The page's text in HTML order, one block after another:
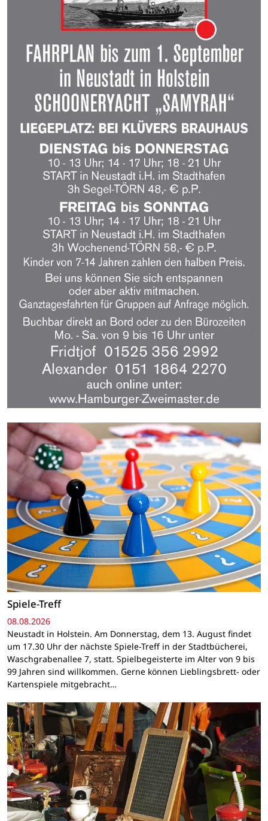
Spiele-Treff
08.08.2026
Neustadt in Holstein. Am Donnerstag, dem 13. August findet
um 17.30 Uhr der nächste Spiele-Treff in der Stadtbücherei,
Waschgrabenallee 7, statt. Spielbegeisterte im Alter von 9 bis
99 Jahren sind willkommen. Gerne können Lieblingsbrett- oder
Kartenspiele mitgebracht…